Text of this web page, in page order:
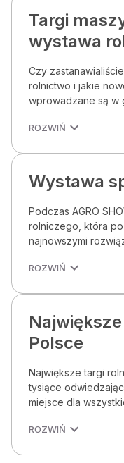
Targi
wystawa
Czy
rolnictwo i jakie
wprowadzane są w
ROZWIŃ
Wystawa
Podczas AGRO
rolniczego, która
najnowszymi
ROZWIŃ
Polsce
Największe targi
tysiące
miejsce dla
ROZWIŃ